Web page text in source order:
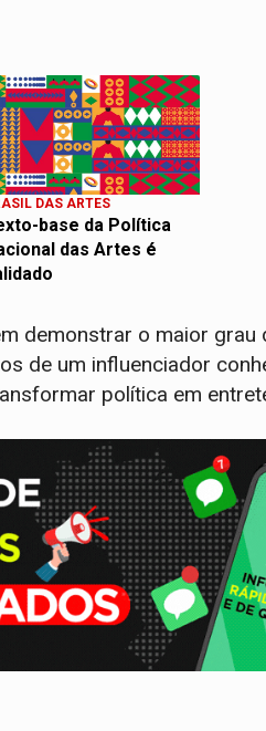
DAS ARTES
base da Política
das Artes é
demonstrar o maior
de um influenciador
política em